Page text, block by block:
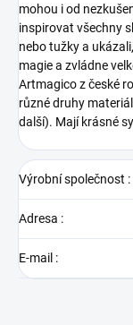
mohou i od
inspirovat všechny
nebo tužky a
magie a zvládne
Artmagico z české
různé druhy
další). Mají krásné
Výrobní společnost :
Adresa :
E-mail :